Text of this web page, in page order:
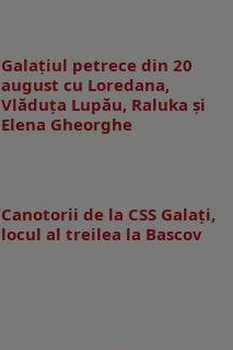
Galaţiul petrece din 20
august cu Loredana,
Vlăduța Lupău, Raluka și
Elena Gheorghe
Canotorii de la CSS Galați,
locul al treilea la Bascov